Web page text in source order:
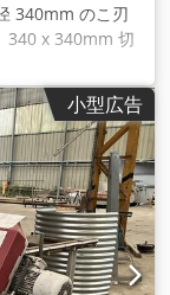
340mm のこ刃
340 x 340mm 切
量 約2.5t
x 1650mm 切粉
締付装置 電気配
施 切断圧力調整
および鋸帯の張力
可動式バンドガ
リセットのデジ
プ
小型広告